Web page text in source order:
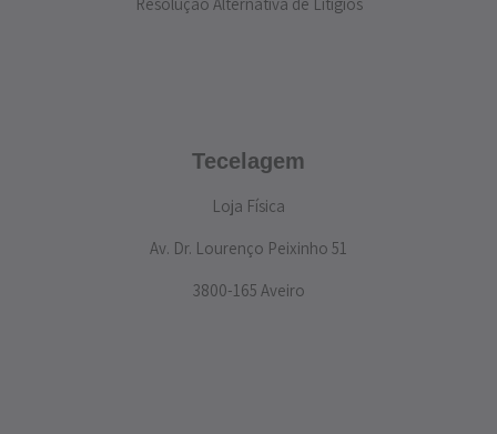
Tecelagem
Loja Física
Av. Dr. Lourenço Peixinho 51
3800-165 Aveiro